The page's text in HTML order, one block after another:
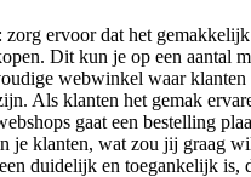
ervoor dat het
Dit kun je op een aantal
webwinkel waar
Als klanten het gemak
gaat een bestelling
je klanten, wat zou jij graag
duidelijk en toegankelijk is,